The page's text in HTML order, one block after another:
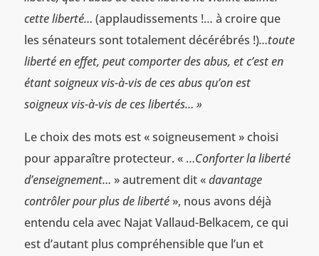
cette liberté… (applaudissements !… à croire que
les sénateurs sont totalement décérébrés !)…toute
liberté en effet, peut comporter des abus, et c’est en
étant soigneux vis-à-vis de ces abus qu’on est
soigneux vis-à-vis de ces libertés… »
Le choix des mots est « soigneusement » choisi
pour apparaître protecteur. « …Conforter la liberté
d’enseignement… » autrement dit «davantage
contrôler pour plus de liberté», nous avons déjà
entendu cela avec Najat Vallaud-Belkacem, ce qui
est d’autant plus compréhensible que l’un et